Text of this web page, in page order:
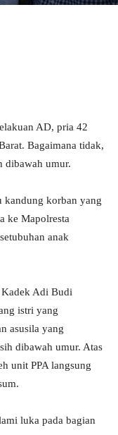
AD, pria 42
Bagaimana tidak,
dibawah umur.
kandung korban yang
ke Mapolresta
anak
Kadek Adi Budi
istri yang
asusila yang
dibawah umur. Atas
unit PPA langsung
luka pada bagian